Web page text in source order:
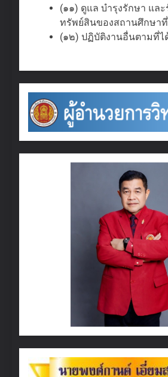
(๑๑) ดูแล บํารุงรักษา แล
ทรัพย์สินของสถานศึกษา
(๑๒) ปฏิบัติงานอื่นตามที่ไ